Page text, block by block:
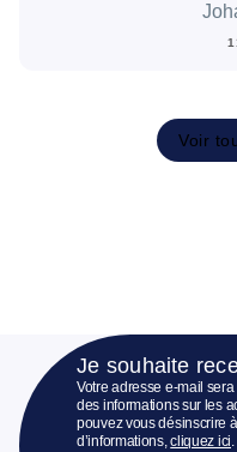
Voir
Je souhaite
Votre adresse e-mail
des informations sur les
pouvez vous désinscrire
d’informations,cliquez ici.